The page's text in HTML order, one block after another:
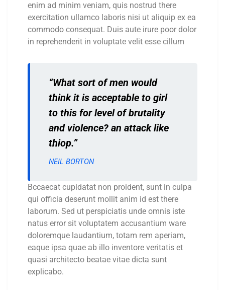
enim ad minim veniam, quis nostrud there
exercitation ullamco laboris nisi ut aliquip ex ea
commodo consequat. Duis aute irure poor dolor
in reprehenderit in voluptate velit esse cillum
“What sort of men would
think it is acceptable to girl
to this for level of brutality
and violence? an attack like
thiop.”
NEIL BORTON
Bccaecat cupidatat non proident, sunt in culpa
qui officia deserunt mollit anim id est there
laborum. Sed ut perspiciatis unde omnis iste
natus error sit voluptatem accusantium ware
doloremque laudantium, totam rem aperiam,
eaque ipsa quae ab illo inventore veritatis et
quasi architecto beatae vitae dicta sunt
explicabo.